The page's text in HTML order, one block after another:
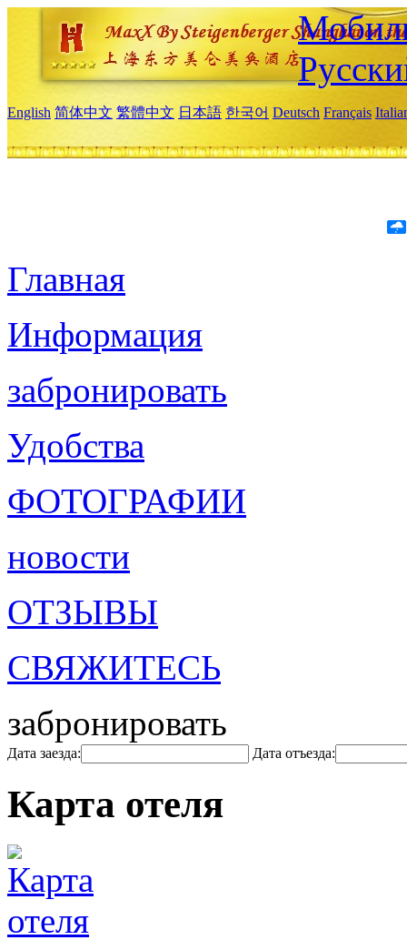
English 简体中文 繁體中文 日本語 한국어 Deutsch Français
Главная
Информация
забронировать
Удобства
ФОТОГРАФИИ
новости
ОТЗЫВЫ
СВЯЖИТЕСЬ
забронировать
Дата заезда: Дата отъезда:
Карта отеля